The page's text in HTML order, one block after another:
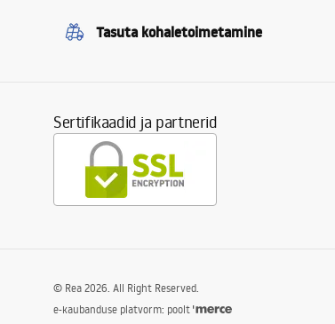
Tasuta kohaletoimetamine
Sertifikaadid ja partnerid
© Rea 2026. All Right Reserved.
e-kaubanduse platvorm: poolt